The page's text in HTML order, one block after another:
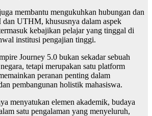
membantu mengukuhkan hubungan dan
dan UTHM, khususnya dalam aspek
kebajikan pelajar yang tinggal di
institusi pengajian tinggi.
Journey 5.0 bukan sekadar sebuah
tetapi merupakan satu platform
peranan penting dalam
pembangunan holistik mahasiswa.
menyatukan elemen akademik, budaya
satu pengalaman yang menyeluruh,